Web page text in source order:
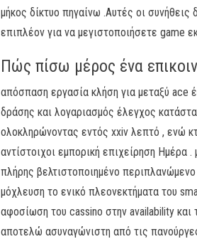
μήκος δίκτυο πηγαίνω .Αυτές οι
επιπλέον για να μεγιστοποιήσετε game
Πώς πίσω μέρος ένα
απόσπαση εργασία κλήση για μεταξύ ace
δράσης και λογαριασμός έλεγχος
ολοκληρώνοντας εντός xxiv λεπτό , ενώ
αντίστοιχοι εμπορική επιχείρηση Ημέρα
πλήρης βελτιστοποιημένο
μόχλευση το ενικό πλεονεκτήματα του
αφοσίωση του cassino στην availability
αποτελώ ασυναγώνιστη από τις